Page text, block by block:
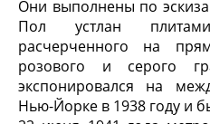
Они выполнены по
Пол устлан
расчерченного на
розового и серого
экспонировался на
Нью-Йорке в 1938 году и